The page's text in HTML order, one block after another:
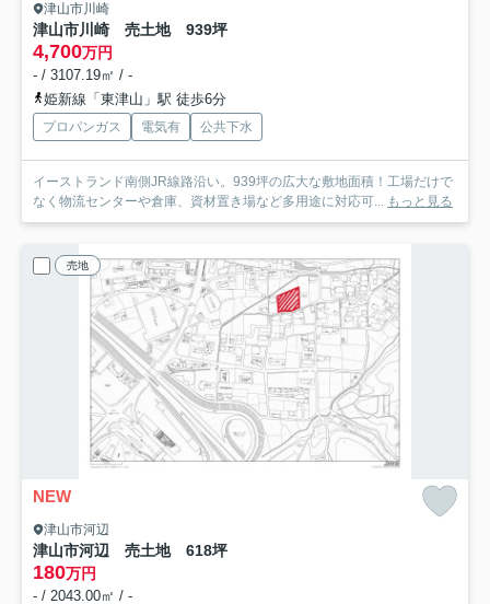
津山市川崎
津山市川崎 売土地 939坪
4,700万円
- / 3107.19㎡ / -
姫新線「東津山」駅 徒歩6分
プロパンガス 電気有 公共下水
イーストランド南側JR線路沿い。939坪の広大な敷地面積！工場だけで
なく物流センターや倉庫、資材置き場など多用途に対応可... もっと見る
売地
NEW
津山市河辺
津山市河辺 売土地 618坪
180万円
- / 2043.00㎡ / -